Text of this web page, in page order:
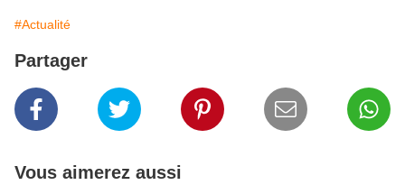
#Actualité
Partager
Vous aimerez aussi